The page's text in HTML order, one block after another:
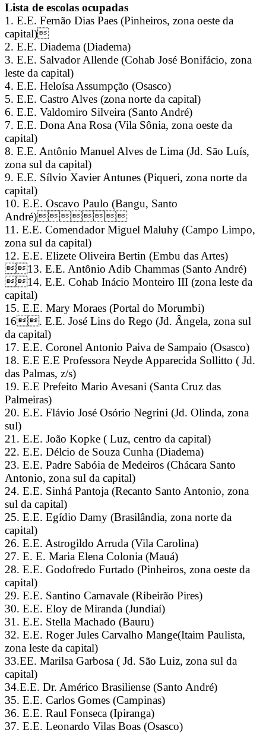
Lista de escolas ocupadas
1. E.E. Fernão Dias Paes (Pinheiros, zona oeste da
capital)
2. E.E. Diadema (Diadema)
3. E.E. Salvador Allende (Cohab José Bonifácio, zona
leste da capital)
4. E.E. Heloísa Assumpção (Osasco)
5. E.E. Castro Alves (zona norte da capital)
6. E.E. Valdomiro Silveira (Santo André)
7. E.E. Dona Ana Rosa (Vila Sônia, zona oeste da
capital)
8. E.E. Antônio Manuel Alves de Lima (Jd. São Luís,
zona sul da capital)
9. E.E. Sílvio Xavier Antunes (Piqueri, zona norte da
capital)
10. E.E. Oscavo Paulo (Bangu, Santo
André)
11. E.E. Comendador Miguel Maluhy (Campo Limpo,
zona sul da capital)
12. E.E. Elizete Oliveira Bertin (Embu das Artes)
13. E.E. Antônio Adib Chammas (Santo André)
14. E.E. Cohab Inácio Monteiro III (zona leste da
capital)
15. E.E. Mary Moraes (Portal do Morumbi)
16. E.E. José Lins do Rego (Jd. Ângela, zona sul
da capital)
17. E.E. Coronel Antonio Paiva de Sampaio (Osasco)
18. E.E E.E Professora Neyde Apparecida Sollitto ( Jd.
das Palmas, z/s)
19. E.E Prefeito Mario Avesani (Santa Cruz das
Palmeiras)
20. E.E. Flávio José Osório Negrini (Jd. Olinda, zona
sul)
21. E.E. João Kopke ( Luz, centro da capital)
22. E.E. Délcio de Souza Cunha (Diadema)
23. E.E. Padre Sabóia de Medeiros (Chácara Santo
Antonio, zona sul da capital)
24. E.E. Sinhá Pantoja (Recanto Santo Antonio, zona
sul da capital)
25. E.E. Egídio Damy (Brasilândia, zona norte da
capital)
26. E.E. Astrogildo Arruda (Vila Carolina)
27. E. E. Maria Elena Colonia (Mauá)
28. E.E. Godofredo Furtado (Pinheiros, zona oeste da
capital)
29. E.E. Santino Carnavale (Ribeirão Pires)
30. E.E. Eloy de Miranda (Jundiaí)
31. E.E. Stella Machado (Bauru)
32. E.E. Roger Jules Carvalho Mange(Itaim Paulista,
zona leste da capital)
33.EE. Marilsa Garbosa ( Jd. São Luiz, zona sul da
capital)
34.E.E. Dr. Américo Brasiliense (Santo André)
35. E.E. Carlos Gomes (Campinas)
36. E.E. Raul Fonseca (Ipiranga)
37. E.E. Leonardo Vilas Boas (Osasco)